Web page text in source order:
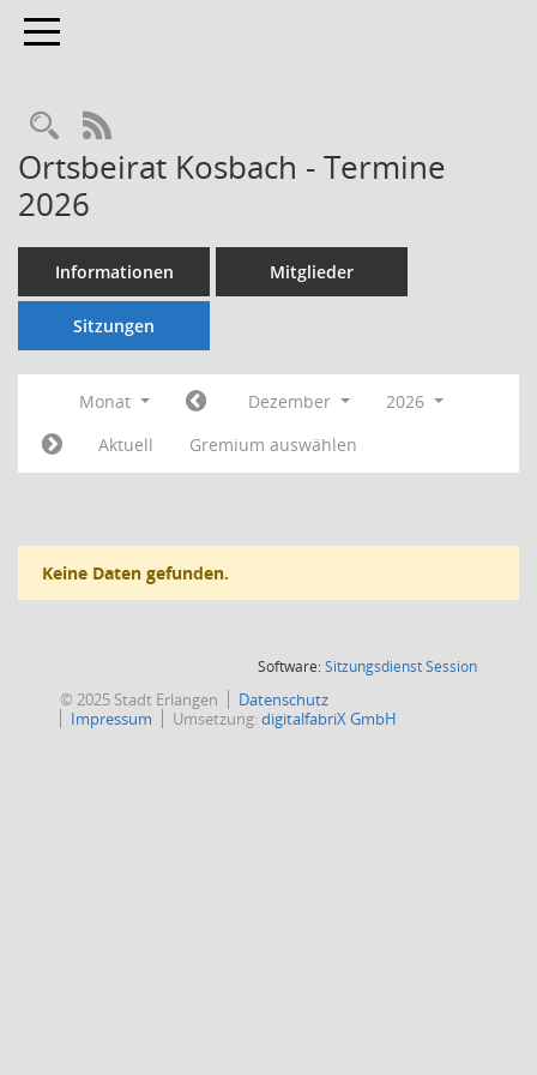
Toggle navigation
Rechercheauswahl
RSS-Feed
Ortsbeirat Kosbach - Termine
2026
Informationen Mitglieder
Sitzungen
Monat Dezember
2026
Aktuell
Gremium auswählen
Keine Daten gefunden.
Software:SitzungsdienstSession(Wird in
© 2025 Stadt Erlangen
Datenschutz
Impressum
Umsetzung:digitalfabriX GmbH